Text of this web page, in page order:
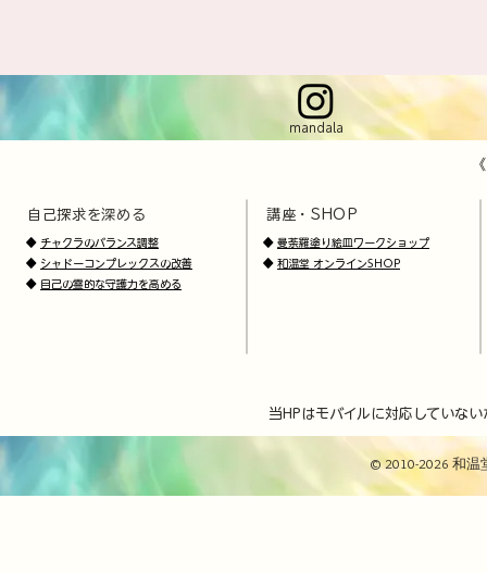
mandala
自己探求を深める 講座・SHOP
◆ チャクラのバランス調整
◆ シャドーコンプレックスの改善
◆ 自己の霊的な守護力を高める
◆ 曼荼羅塗り絵皿ワークショップ
◆ 和温堂 オンラインSHOP
当HPはモバイルに対応していな
© 2010-2026 和温